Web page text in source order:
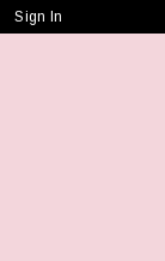
Sign In